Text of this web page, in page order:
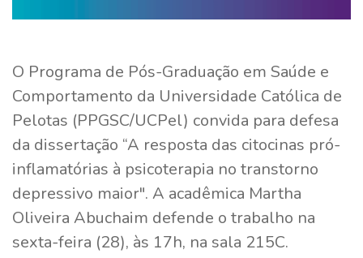
O Programa de Pós-Graduação em Saúde e
Comportamento da Universidade Católica de
Pelotas (PPGSC/UCPel) convida para defesa
da dissertação “A resposta das citocinas pró-
inflamatórias à psicoterapia no transtorno
depressivo maior". A acadêmica Martha
Oliveira Abuchaim defende o trabalho na
sexta-feira (28), às 17h, na sala 215C.